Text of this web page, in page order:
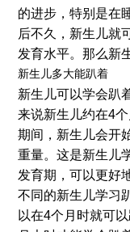
的进步，特别是在
后不久，新生儿就
发育水平。那么新
新生儿多大能趴着
新生儿可以学会趴
来说新生儿约在4
期间，新生儿会开
重量。这是新生儿
发育期，可以更好
不同的新生儿学习
以在4个月时就可